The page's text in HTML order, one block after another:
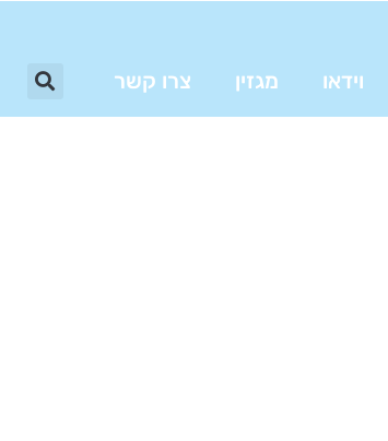
וידאו מגזין צרו קשר